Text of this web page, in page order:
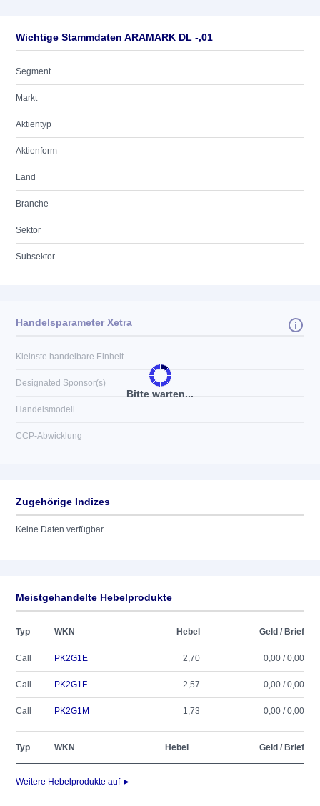
Wichtige Stammdaten ARAMARK DL -,01
Segment
Markt
Aktientyp
Aktienform
Land
Branche
Sektor
Subsektor
Bitte warten...
Handelsparameter Xetra
Kleinste handelbare Einheit
Designated Sponsor(s)
Handelsmodell
CCP-Abwicklung
Zugehörige Indizes
Keine Daten verfügbar
Meistgehandelte Hebelprodukte
Typ WKN Hebel Geld / Brief
Call PK2G1E 2,70 0,00 / 0,00
Call PK2G1F 2,57 0,00 / 0,00
Call PK2G1M 1,73 0,00 / 0,00
Typ WKN Hebel Geld / Brief
Weitere Hebelprodukte auf ►